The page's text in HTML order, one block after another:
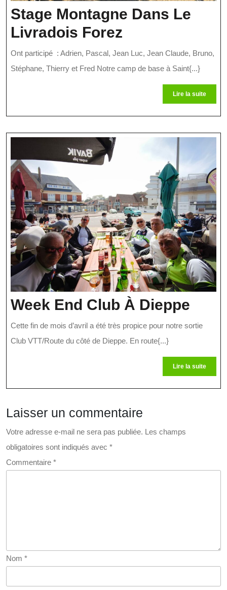
Stage Montagne Dans Le
Livradois Forez
Montagne
Dans
Livradois
Ont participé : Adrien, Pascal, Jean Luc, Jean Claude, Bruno,
Stéphane, Thierry et Fred Notre camp de base à Saint{...}
Lire la suiteLire
la
Week End Club À Dieppe
End
À
Cette fin de mois d’avril a été très propice pour notre sortie
Club VTT/Route du côté de Dieppe. En route{...}
Lire la suiteLire
la
Laisser un commentaire
Votre adresse e-mail ne sera pas publiée. Les champs
obligatoires sont indiqués avec *
Commentaire *
Nom *